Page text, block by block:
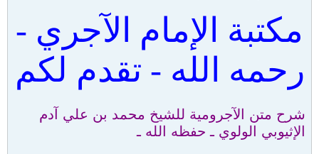
مكتبة الإمام الآجري -
رحمه الله - تقدم لكم
شرح متن الآجرومية للشيخ محمد بن علي آدم
الإثيوبي الولوي ـ حفظه الله ـ